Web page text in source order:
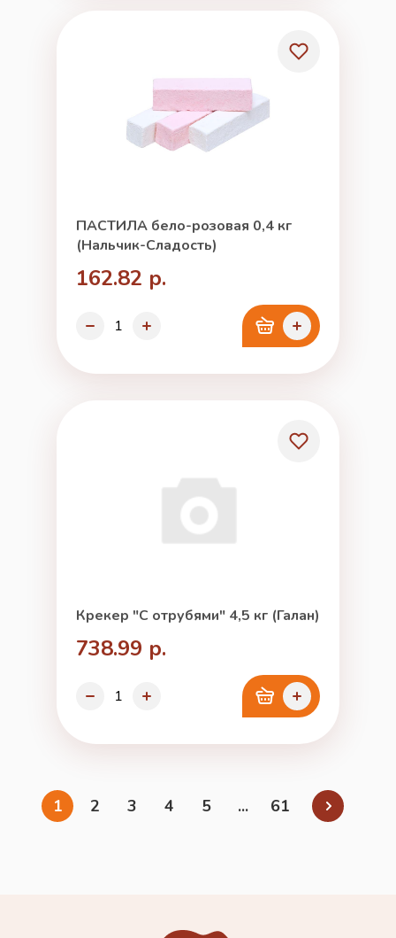
ПАСТИЛА бело-розовая 0,4 кг
(Нальчик-Сладость)
162.82 р.
Крекер "С отрубями" 4,5 кг (Галан)
738.99 р.
1 2 3 4 5 ... 61